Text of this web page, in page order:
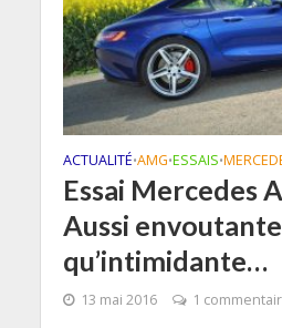
ACTUALITÉ•AMG•ESSAIS•
Essai Mercedes
Aussi envoutante
qu’intimidante…
13 mai 2016 1